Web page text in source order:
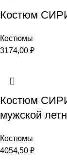
Костюм
Костюмы
3174,00 ₽
Костюм
мужской
Костюмы
4054,50 ₽